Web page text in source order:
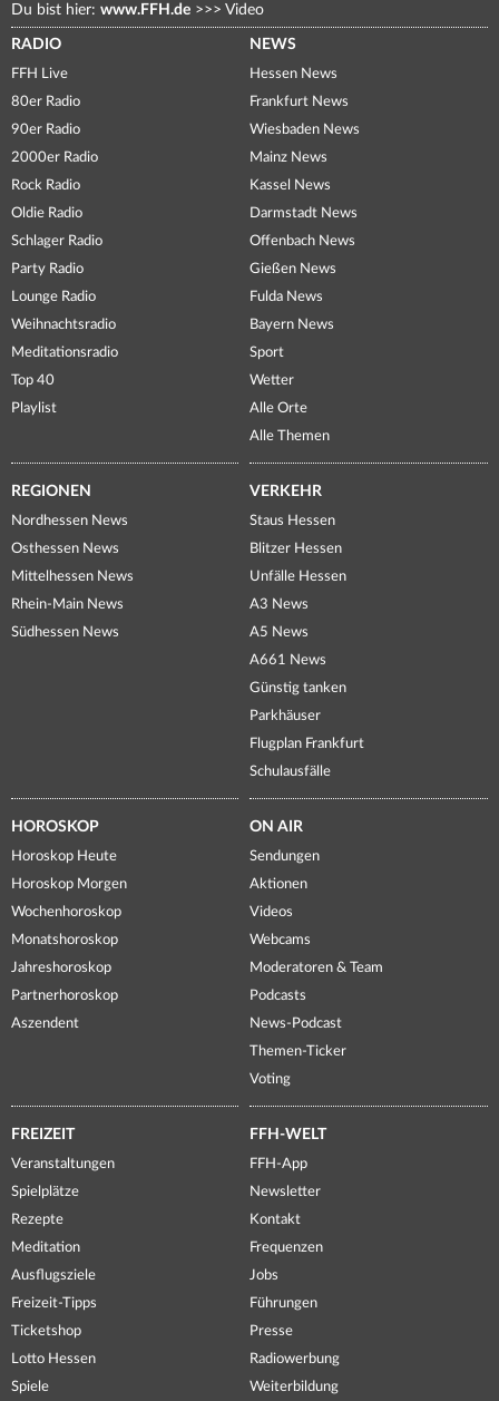
Du bist hier: www.FFH.de >>> Video
RADIO
FFH Live
80er Radio
90er Radio
2000er Radio
Rock Radio
Oldie Radio
Schlager Radio
Party Radio
Lounge Radio
Weihnachtsradio
Meditationsradio
Top 40
Playlist
NEWS
Hessen News
Frankfurt News
Wiesbaden News
Mainz News
Kassel News
Darmstadt News
Offenbach News
Gießen News
Fulda News
Bayern News
Sport
Wetter
Alle Orte
Alle Themen
REGIONEN
Nordhessen News
Osthessen News
Mittelhessen News
Rhein-Main News
Südhessen News
VERKEHR
Staus Hessen
Blitzer Hessen
Unfälle Hessen
A3 News
A5 News
A661 News
Günstig tanken
Parkhäuser
Flugplan Frankfurt
Schulausfälle
HOROSKOP
Horoskop Heute
Horoskop Morgen
Wochenhoroskop
Monatshoroskop
Jahreshoroskop
Partnerhoroskop
Aszendent
ON AIR
Sendungen
Aktionen
Videos
Webcams
Moderatoren & Team
Podcasts
News-Podcast
Themen-Ticker
Voting
FREIZEIT
Veranstaltungen
Spielplätze
Rezepte
Meditation
Ausflugsziele
Freizeit-Tipps
Ticketshop
Lotto Hessen
Spiele
FFH-WELT
FFH-App
Newsletter
Kontakt
Frequenzen
Jobs
Führungen
Presse
Radiowerbung
Weiterbildung